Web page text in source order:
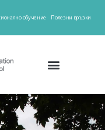
обучение Полезни връзки